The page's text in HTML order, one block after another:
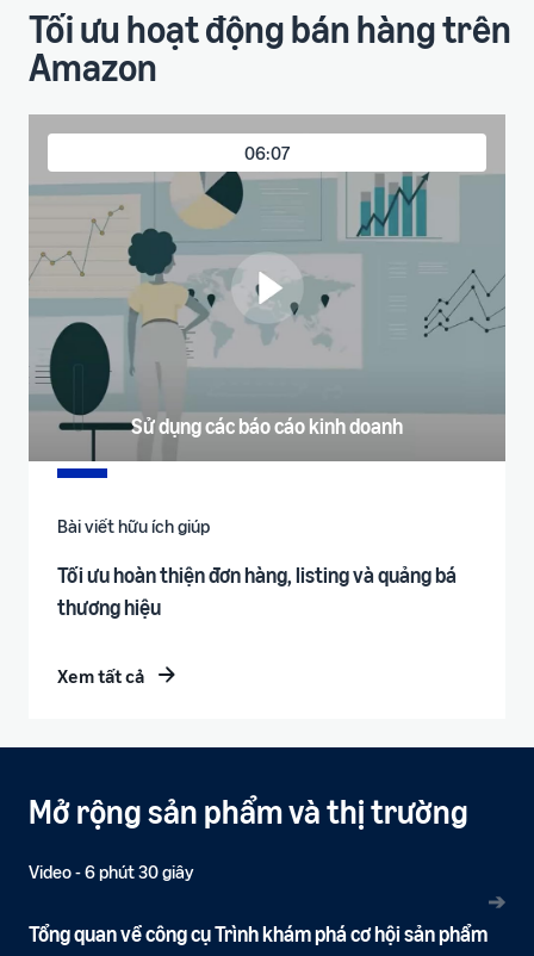
Tối ưu hoạt động bán hàng trên
Amazon
06:07
Sử dụng các báo cáo kinh doanh
Bài viết hữu ích giúp
Tối ưu hoàn thiện đơn hàng, listing và quảng bá
thương hiệu
Xem tất cả
Mở rộng sản phẩm và thị trường
Video - 6 phút 30 giây
➔
Tổng quan về công cụ Trình khám phá cơ hội sản phẩm